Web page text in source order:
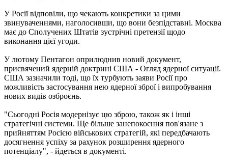
У Росії відповіли, що чекають конкретики за цими
звинуваченнями, наголосивши, що вони безпідставні. Москва
має до Сполучених Штатів зустрічні претензії щодо
виконання цієї угоди.
У лютому Пентагон оприлюднив новий документ,
присвячений ядерній доктрині США - Огляд ядерної ситуації.
США зазначили тоді, що їх турбують заяви Росії про
можливість застосування нею ядерної зброї і випробування
нових видів озброєнь.
"Сьогодні Росія модернізує цю зброю, також як і інші
стратегічні системи. Ще більше занепокоєння пов'язане з
прийняттям Росією військових стратегій, які передбачають
досягнення успіху за рахунок розширення ядерного
потенціалу", - йдеться в документі.